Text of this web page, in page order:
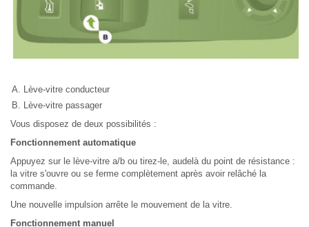
Lève-vitre conducteur
Lève-vitre passager
Vous disposez de deux possibilités :
Fonctionnement automatique
Appuyez sur le lève-vitre a/b ou tirez-le, audelà du point de résistance :
la vitre s'ouvre ou se ferme complètement après avoir relâché la
commande.
Une nouvelle impulsion arrête le mouvement de la vitre.
Fonctionnement manuel